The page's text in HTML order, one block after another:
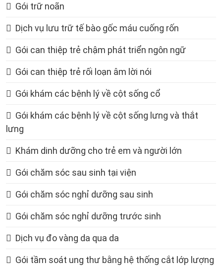
Gói trữ noãn
Dịch vụ lưu trữ tế bào gốc máu cuống rốn
Gói can thiệp trẻ chậm phát triển ngôn ngữ
Gói can thiệp trẻ rối loạn âm lời nói
Gói khám các bệnh lý về cột sống cổ
Gói khám các bệnh lý về cột sống lưng và thắt
lưng
Khám dinh dưỡng cho trẻ em và người lớn
Gói chăm sóc sau sinh tại viện
Gói chăm sóc nghỉ dưỡng sau sinh
Gói chăm sóc nghỉ dưỡng trước sinh
Dịch vụ đo vàng da qua da
Gói tầm soát ung thư bằng hệ thống cắt lớp lượng